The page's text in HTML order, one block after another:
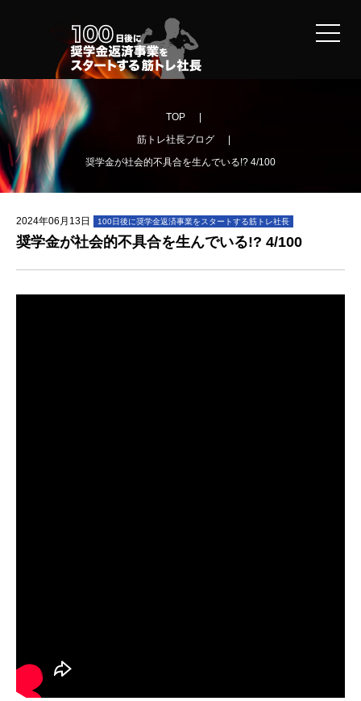
TOP
筋トレ社長ブログ
奨学金が社会的不具合を生んでいる!? 4/100
2024年06 月 13日 100日後に奨学金返済事業をスタートする筋トレ社長
奨学金が社会的不具合を生んでいる!? 4/100